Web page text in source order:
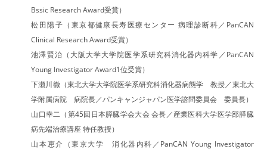
Bssic Research Award受賞）
松田陽子（東京都健康長寿医療センター 病理診断科／PanCAN
Clinical Research Award受賞）
池澤賢治（大阪大学大学院医学系研究科消化器内科学／PanCAN
Young Investigator Award1位受賞）
下瀬川徹（東北大学大学院医学系研究科消化器病態学 教授／東北大
学附属病院 病院長／パンキャンジャパン医学諮問委員会 委員長）
山口幸二（第45回日本膵臓学会大会 会長／産業医科大学医学部膵臓
病先端治療講座 特任教授）
山本恵介（東京大学 消化器内科／PanCAN Young Investigator